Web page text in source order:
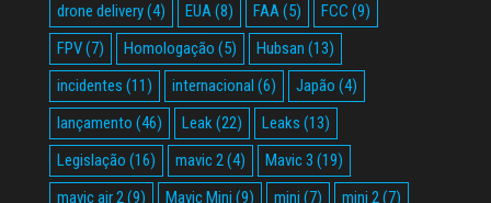
drone delivery(4) EUA(8) FAA(5) FCC (9)
FPV(7) Homologação (5) Hubsan (13)
incidentes (11) internacional (6) Japão (4)
lançamento (46) Leak(22) Leaks (13)
Legislação (16) mavic 2(4) Mavic 3 (19)
mavic air 2(9) Mavic Mini (9) mini (7) mini 2(7)